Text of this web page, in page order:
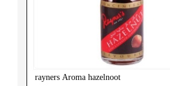
rayners Aroma hazelnoot